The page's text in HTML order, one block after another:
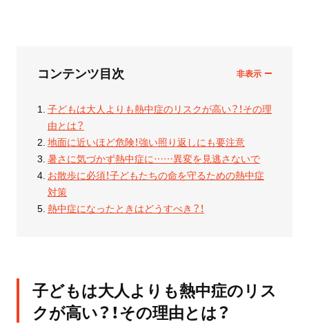
コンテンツ目次
子どもは大人よりも熱中症のリスクが高い？！その理
由とは？
地面に近いほど危険！強い照り返しにも要注意
暑さに気づかず熱中症に……異変を見逃さないで
お散歩に必須！子どもたちの命を守るための熱中症
対策
熱中症になったときはどうすべき？！
子どもは大人よりも熱中症のリス
クが高い？！その理由とは？